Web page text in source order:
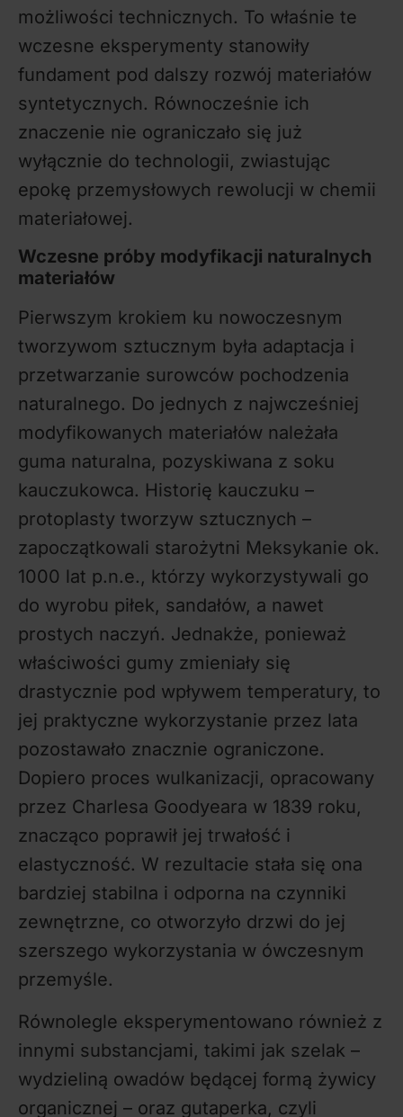
możliwości technicznych. To właśnie te
wczesne eksperymenty stanowiły
fundament pod dalszy rozwój materiałów
syntetycznych. Równocześnie ich
znaczenie nie ograniczało się już
wyłącznie do technologii, zwiastując
epokę przemysłowych rewolucji w chemii
materiałowej.
Wczesne próby modyfikacji naturalnych
materiałów
Pierwszym krokiem ku nowoczesnym
tworzywom sztucznym była adaptacja i
przetwarzanie surowców pochodzenia
naturalnego. Do jednych z najwcześniej
modyfikowanych materiałów należała
guma naturalna, pozyskiwana z soku
kauczukowca. Historię kauczuku –
protoplasty tworzyw sztucznych –
zapoczątkowali starożytni Meksykanie ok.
1000 lat p.n.e., którzy wykorzystywali go
do wyrobu piłek, sandałów, a nawet
prostych naczyń. Jednakże, ponieważ
właściwości gumy zmieniały się
drastycznie pod wpływem temperatury, to
jej praktyczne wykorzystanie przez lata
pozostawało znacznie ograniczone.
Dopiero proces wulkanizacji, opracowany
przez Charlesa Goodyeara w 1839 roku,
znacząco poprawił jej trwałość i
elastyczność. W rezultacie stała się ona
bardziej stabilna i odporna na czynniki
zewnętrzne, co otworzyło drzwi do jej
szerszego wykorzystania w ówczesnym
przemyśle.
Równolegle eksperymentowano również z
innymi substancjami, takimi jak szelak –
wydzieliną owadów będącej formą żywicy
organicznej – oraz gutaperka, czyli